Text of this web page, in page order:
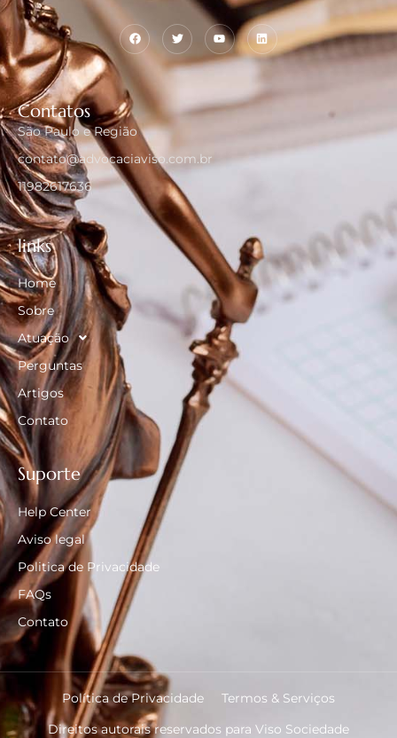
Contatos
São Paulo e Região
contato@advocaciaviso.com.br
11982617636
links
Home
Sobre
Atuação
Perguntas
Artigos
Contato
Suporte
Help Center
Aviso legal
Politica de Privacidade
FAQs
Contato
Direitos autorais reservados para Viso Sociedade
Política de Privacidade Termos & Serviços